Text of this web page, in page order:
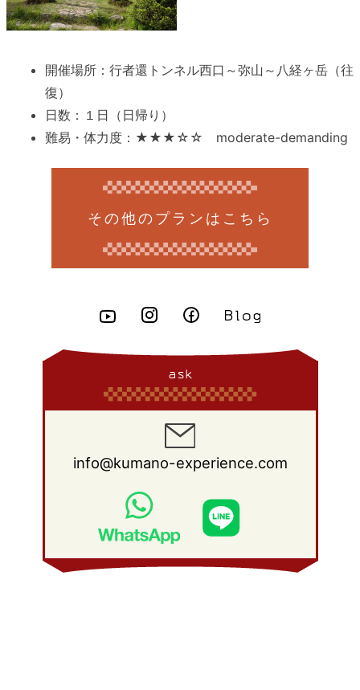
開催場所：行者還トンネル西口～弥山～八経ヶ岳（往
復）
日数：１日（日帰り）
難易・体力度：★★★☆☆ moderate-demanding
その他のプランはこちら
ask
info@kumano-experience.com